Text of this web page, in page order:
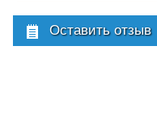
Оставить отзыв